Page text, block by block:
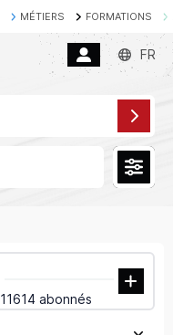
MÉTIERS FORMATIONS
FR
11614 abonnés